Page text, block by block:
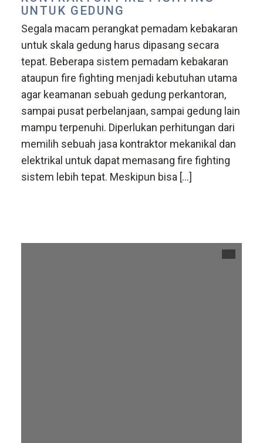
UNTUK GEDUNG
Segala macam perangkat pemadam kebakaran
untuk skala gedung harus dipasang secara
tepat. Beberapa sistem pemadam kebakaran
ataupun fire fighting menjadi kebutuhan utama
agar keamanan sebuah gedung perkantoran,
sampai pusat perbelanjaan, sampai gedung lain
mampu terpenuhi. Diperlukan perhitungan dari
memilih sebuah jasa kontraktor mekanikal dan
elektrikal untuk dapat memasang fire fighting
sistem lebih tepat. Meskipun bisa […]